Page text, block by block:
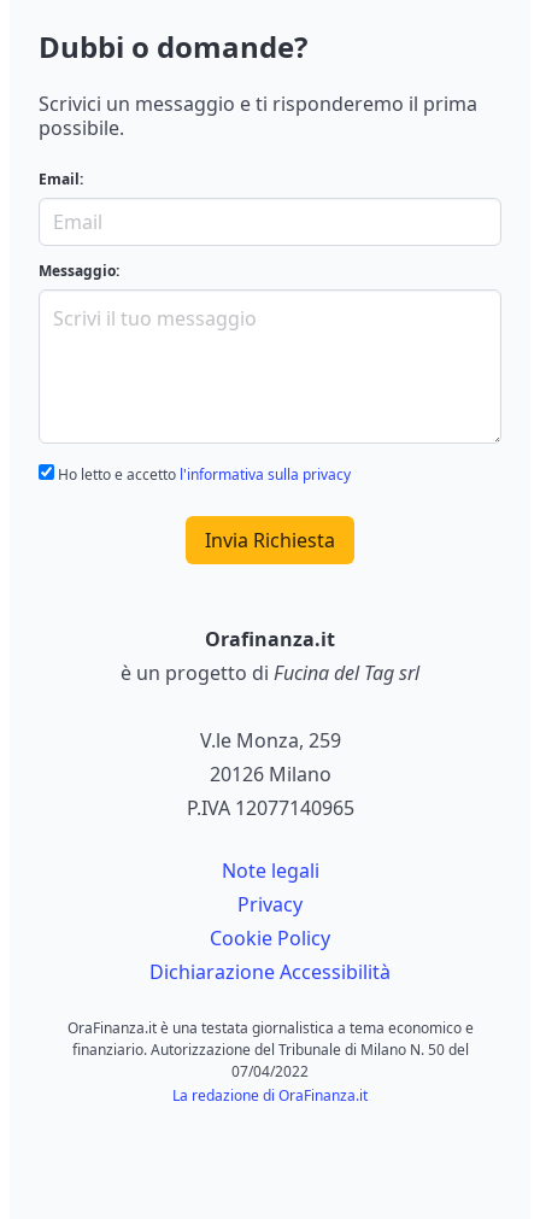
Dubbi o domande?
Scrivici un messaggio e ti risponderemo il prima
possibile.
Email:
Messaggio:
Ho letto e accetto l'informativa sulla privacy
Invia Richiesta
Orafinanza.it
è un progetto di Fucina del Tag srl
V.le Monza, 259
20126 Milano
P.IVA 12077140965
Note legali
Privacy
Cookie Policy
Dichiarazione Accessibilità
OraFinanza.it è una testata giornalistica a tema economico e
finanziario. Autorizzazione del Tribunale di Milano N. 50 del
07/04/2022
La redazione di OraFinanza.it